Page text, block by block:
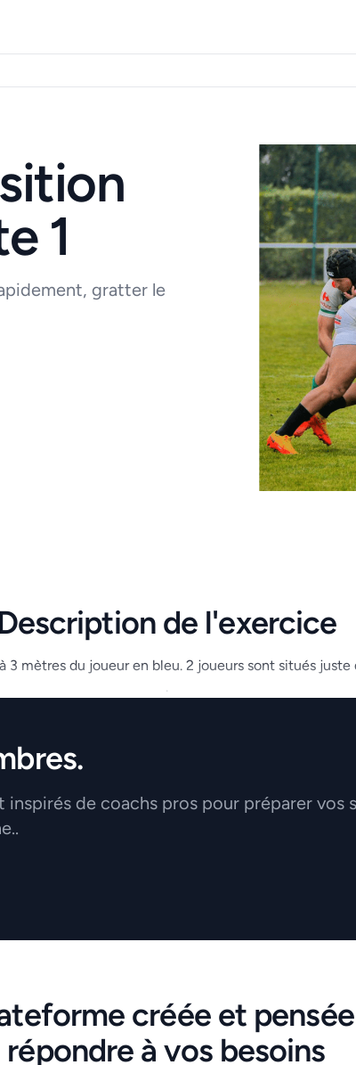
1
gratter le
Description de l'exercice
3 mètres du joueur en bleu. 2 joueurs sont situés juste
.
de coachs pros pour préparer vos
créée et
répondre à vos besoins